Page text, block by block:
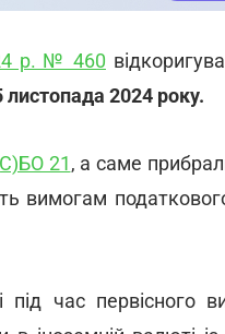
р. № 460
листопада 2024 року.
21, а саме
вимогам
під час первісного